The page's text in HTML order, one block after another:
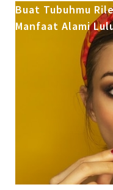
Buat Tubuhmu
Manfaat Alami